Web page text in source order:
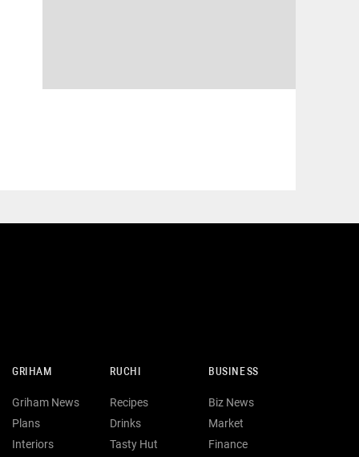
GRIHAM
Griham News
Plans
Interiors
RUCHI
Recipes
Drinks
Tasty Hut
BUSINESS
Biz News
Market
Finance